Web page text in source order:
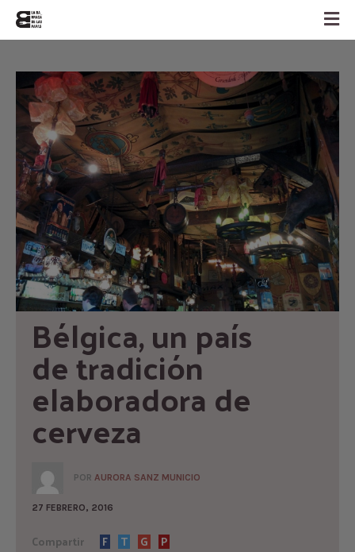
Bélgica, un país
de tradición
elaboradora de
cerveza
POR AURORA SANZ MUNICIO
27 FEBRERO, 2016
Compartir F T G
P